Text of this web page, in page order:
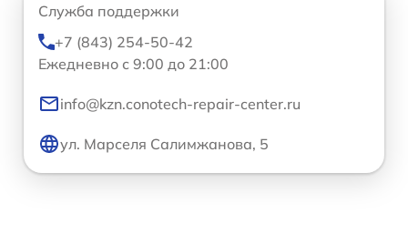
Служба поддержки
+7 (843) 254-50-42
Ежедневно с 9:00 до 21:00
info@kzn.conotech-repair-center.ru
ул. Марселя Салимжанова, 5